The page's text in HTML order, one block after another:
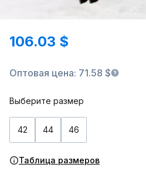
106.03 $
Оптовая цена: 71.58 $
Выберите размер
42 44 46
Таблица размеров